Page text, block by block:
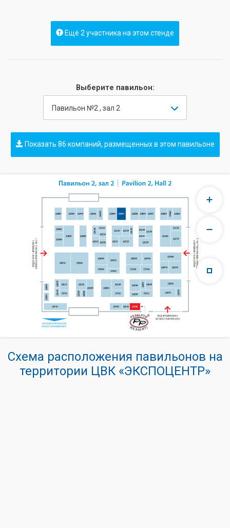
Ещё 2 участника на этом стенде
Выберите павильон:
Павильон №2 , зал 2
Показать 86 компаний, размещенных в этом павильоне
Схема расположения павильонов на
территории ЦВК «ЭКСПОЦЕНТР»